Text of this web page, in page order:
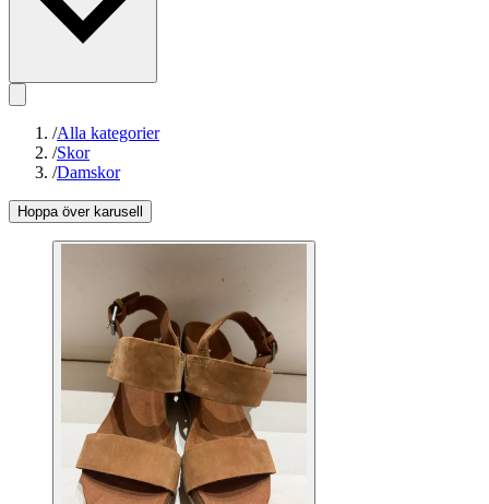
/Alla kategorier
/Skor
/Damskor
Hoppa över karusell